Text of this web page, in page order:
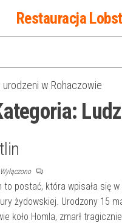
Restauracja
urodzeni w Rohaczowie
Wyłączono
to postać, która wpisała się
żydowskiej. Urodzony 15
koło Homla, zmarł